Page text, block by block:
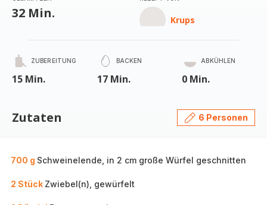
32 Min. Krups
ZUBEREITUNG
15 Min.
BACKEN
17 Min.
ABKÜHLEN
0 Min.
Zutaten 6 Personen
700 g Schweinelende, in 2 cm große Würfel geschnitten
2 Stück Zwiebel(n), gewürfelt